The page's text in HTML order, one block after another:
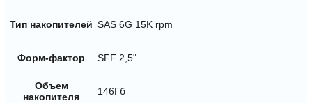
Тип накопителей SAS 6G 15K rpm
Форм-фактор SFF 2,5"
Объем
накопителя
146Гб